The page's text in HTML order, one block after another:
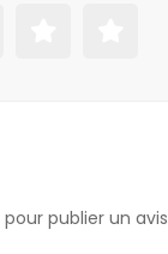
pour publier un avis